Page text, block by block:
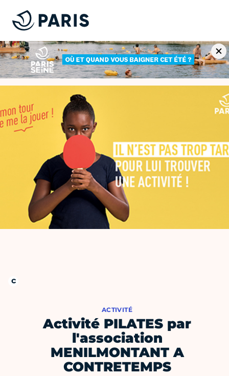
ACTIVITÉ
Activité PILATES par
l'association
MENILMONTANT A
CONTRETEMPS